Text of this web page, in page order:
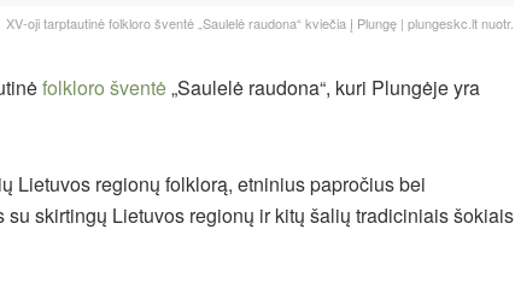
XV-oji tarptautinė folkloro šventė „Saulelė raudona“ kviečia į Plungę | plungeskc.lt nuotr.
folkloro šventė„Saulelė raudona“, kuri Plungėje yra
Lietuvos regionų folklorą, etninius papročius bei
skirtingų Lietuvos regionų ir kitų šalių tradiciniais šokiais